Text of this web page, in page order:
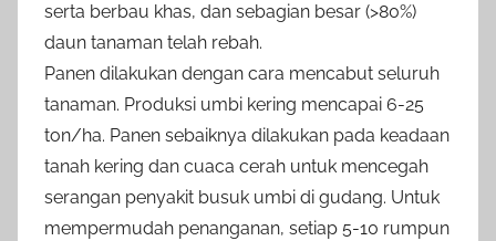
serta berbau khas, dan sebagian besar (>80%)
daun tanaman telah rebah.
Panen dilakukan dengan cara mencabut seluruh
tanaman. Produksi umbi kering mencapai 6-25
ton/ha. Panen sebaiknya dilakukan pada keadaan
tanah kering dan cuaca cerah untuk mencegah
serangan penyakit busuk umbi di gudang. Untuk
mempermudah penanganan, setiap 5-10 rumpun